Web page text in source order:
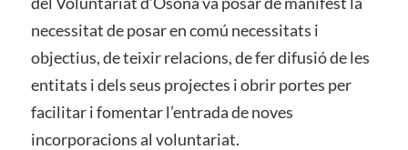
necessitat de posar en comú necessitats i
objectius, de teixir relacions, de fer difusió de les
entitats i dels seus projectes i obrir portes per
facilitar i fomentar l’entrada de noves
incorporacions al voluntariat.